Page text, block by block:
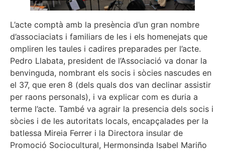
L’acte comptà amb la presència d’un gran nombre
d’associaciats i familiars de les i els homenejats que
ompliren les taules i cadires preparades per l’acte.
Pedro Llabata, president de l’Associació va donar la
benvinguda, nombrant els socis i sòcies nascudes en
el 37, que eren 8 (dels quals dos van declinar assistir
per raons personals), i va explicar com es duria a
terme l’acte. També va agrair la presencia dels socis i
sòcies i de les autoritats locals, encapçalades per la
batlessa Mireia Ferrer i la Directora insular de
Promoció Sociocultural, Hermonsinda Isabel Mariño